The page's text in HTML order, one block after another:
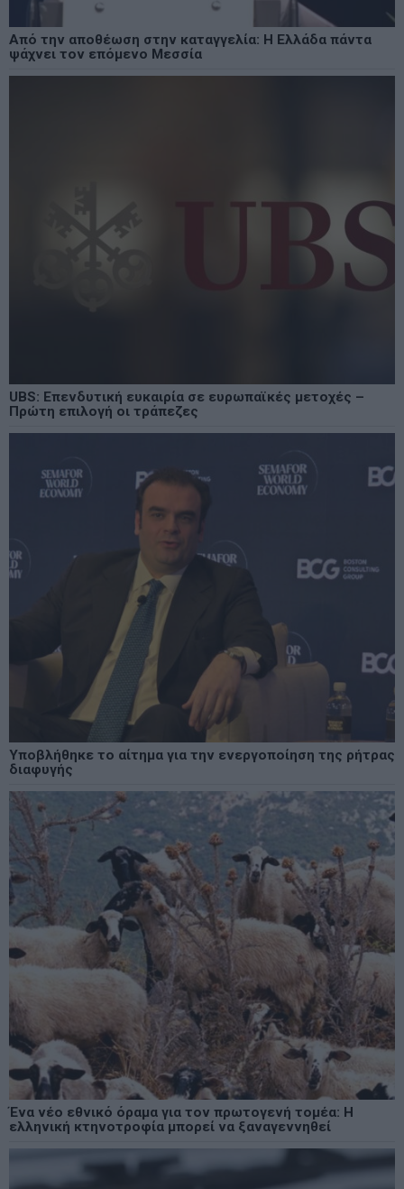
Από την αποθέωση στην καταγγελία: Η Ελλάδα πάντα
ψάχνει τον επόμενο Μεσσία
UBS: Επενδυτική ευκαιρία σε ευρωπαϊκές μετοχές –
Πρώτη επιλογή οι τράπεζες
Υποβλήθηκε το αίτημα για την ενεργοποίηση της ρήτρας
διαφυγής
Ένα νέο εθνικό όραμα για τον πρωτογενή τομέα: Η
ελληνική κτηνοτροφία μπορεί να ξαναγεννηθεί